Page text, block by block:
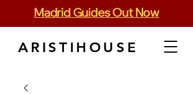
Madrid Guides Out Now
ARISTIHOUSE